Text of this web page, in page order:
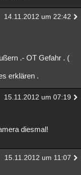
14.11.2012 um 22:42
.- OT Gefahr . (
erklären .
15.11.2012 um 07:19
diesmal!
15.11.2012 um 11:07